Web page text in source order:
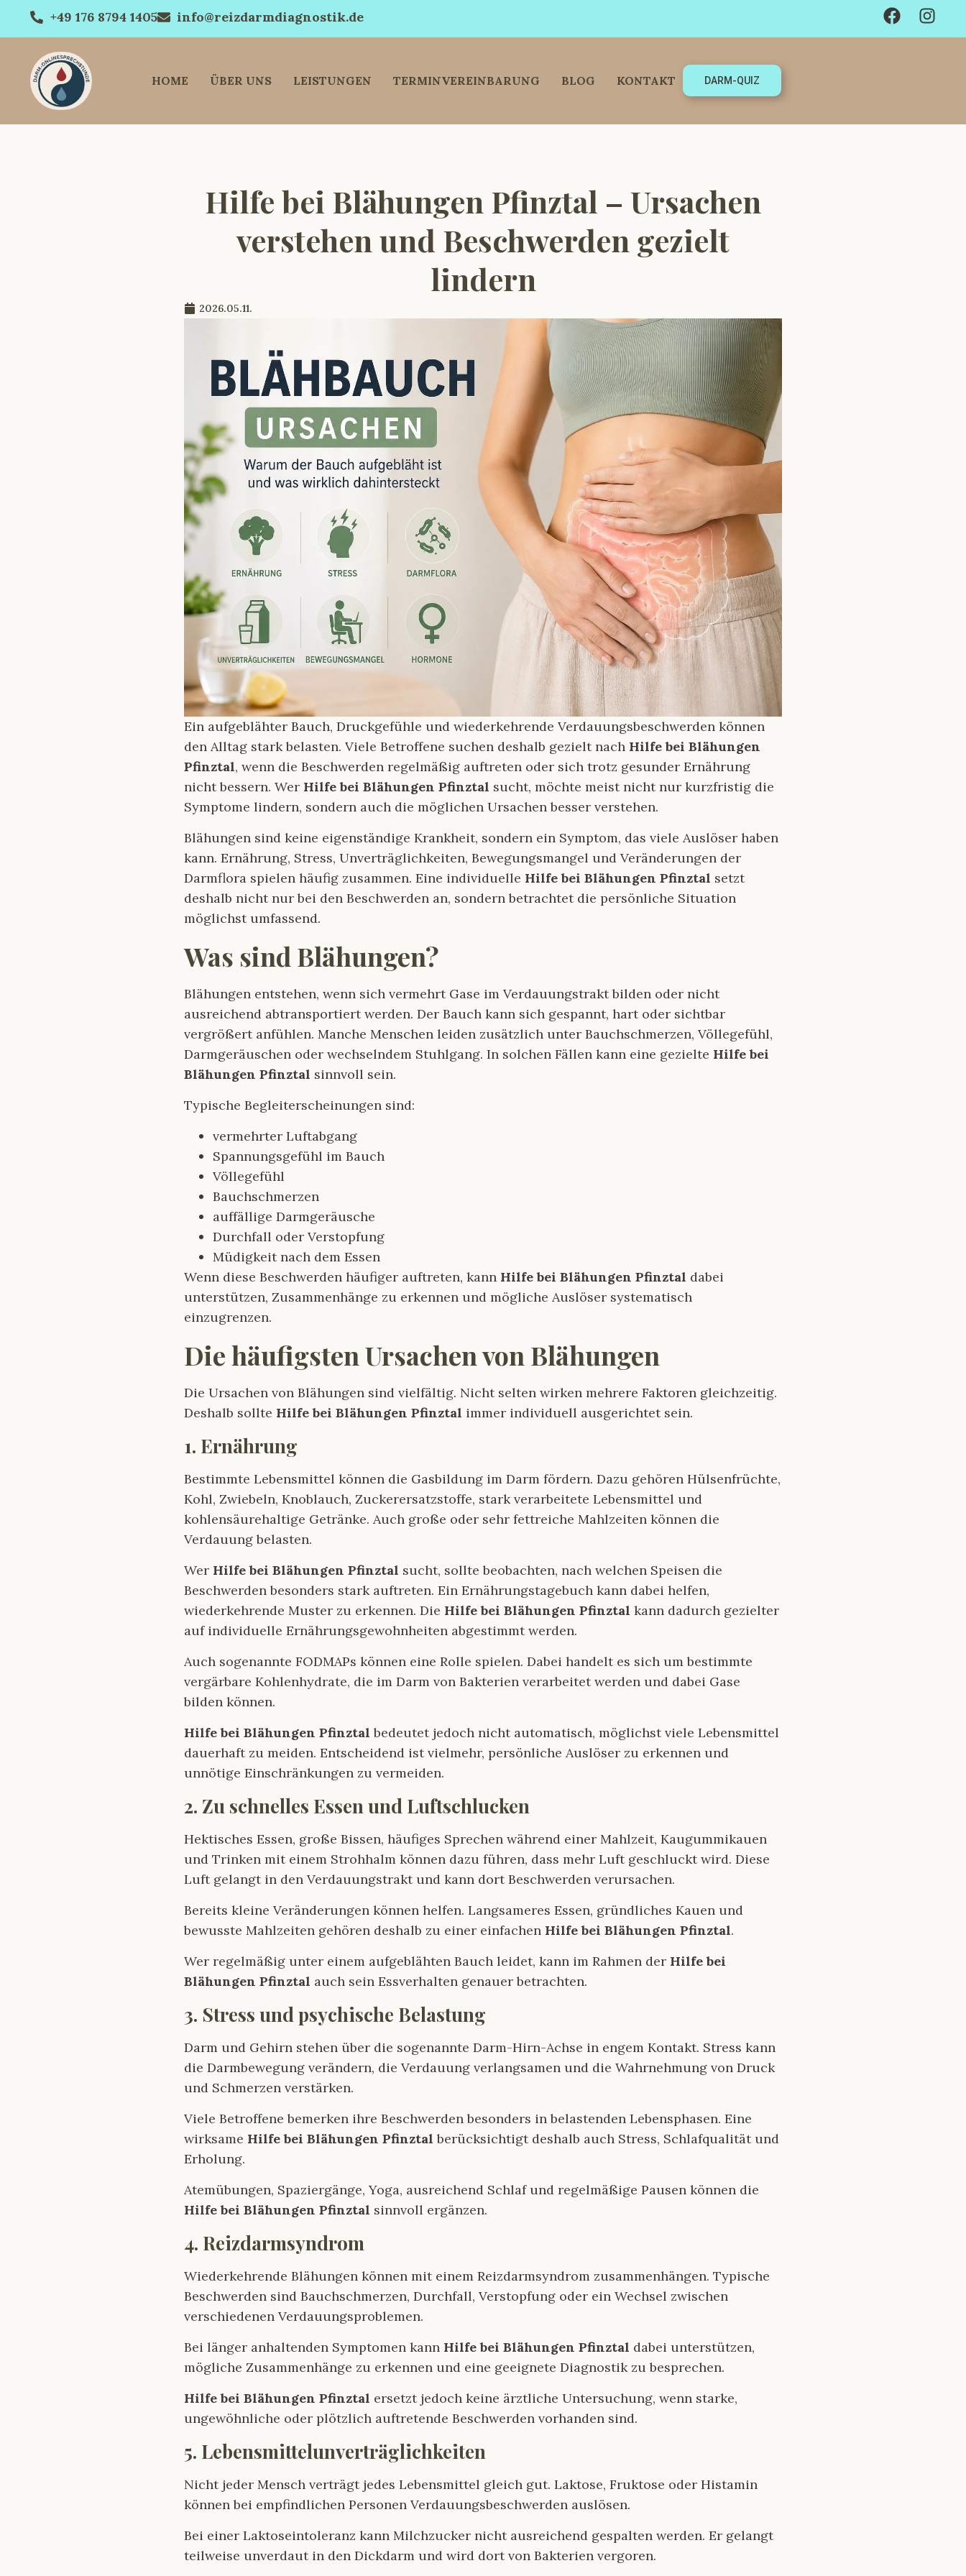
+49 176 8794 1405 info@reizdarmdiagnostik.de
HOME ÜBER UNS LEISTUNGEN TERMINVEREINBARUNG BLOG KONTAKT DARM-QUIZ
Hilfe bei Blähungen Pfinztal – Ursachen
verstehen und Beschwerden gezielt
lindern
2026.05.11.
Ein aufgeblähter Bauch, Druckgefühle und wiederkehrende Verdauungsbeschwerden können
den Alltag stark belasten. Viele Betroffene suchen deshalb gezielt nach Hilfe bei Blähungen
Pfinztal, wenn die Beschwerden regelmäßig auftreten oder sich trotz gesunder Ernährung
nicht bessern. Wer Hilfe bei Blähungen Pfinztal sucht, möchte meist nicht nur kurzfristig die
Symptome lindern, sondern auch die möglichen Ursachen besser verstehen.
Blähungen sind keine eigenständige Krankheit, sondern ein Symptom, das viele Auslöser haben
kann. Ernährung, Stress, Unverträglichkeiten, Bewegungsmangel und Veränderungen der
Darmflora spielen häufig zusammen. Eine individuelle Hilfe bei Blähungen Pfinztal setzt
deshalb nicht nur bei den Beschwerden an, sondern betrachtet die persönliche Situation
möglichst umfassend.
Was sind Blähungen?
Blähungen entstehen, wenn sich vermehrt Gase im Verdauungstrakt bilden oder nicht
ausreichend abtransportiert werden. Der Bauch kann sich gespannt, hart oder sichtbar
vergrößert anfühlen. Manche Menschen leiden zusätzlich unter Bauchschmerzen, Völlegefühl,
Darmgeräuschen oder wechselndem Stuhlgang. In solchen Fällen kann eine gezielte Hilfe bei
Blähungen Pfinztal sinnvoll sein.
Typische Begleiterscheinungen sind:
vermehrter Luftabgang
Spannungsgefühl im Bauch
Völlegefühl
Bauchschmerzen
auffällige Darmgeräusche
Durchfall oder Verstopfung
Müdigkeit nach dem Essen
Wenn diese Beschwerden häufiger auftreten, kann Hilfe bei Blähungen Pfinztal dabei
unterstützen, Zusammenhänge zu erkennen und mögliche Auslöser systematisch
einzugrenzen.
Die häufigsten Ursachen von Blähungen
Die Ursachen von Blähungen sind vielfältig. Nicht selten wirken mehrere Faktoren gleichzeitig.
Deshalb sollte Hilfe bei Blähungen Pfinztal immer individuell ausgerichtet sein.
1. Ernährung
Bestimmte Lebensmittel können die Gasbildung im Darm fördern. Dazu gehören Hülsenfrüchte,
Kohl, Zwiebeln, Knoblauch, Zuckerersatzstoffe, stark verarbeitete Lebensmittel und
kohlensäurehaltige Getränke. Auch große oder sehr fettreiche Mahlzeiten können die
Verdauung belasten.
Wer Hilfe bei Blähungen Pfinztal sucht, sollte beobachten, nach welchen Speisen die
Beschwerden besonders stark auftreten. Ein Ernährungstagebuch kann dabei helfen,
wiederkehrende Muster zu erkennen. Die Hilfe bei Blähungen Pfinztal kann dadurch gezielter
auf individuelle Ernährungsgewohnheiten abgestimmt werden.
Auch sogenannte FODMAPs können eine Rolle spielen. Dabei handelt es sich um bestimmte
vergärbare Kohlenhydrate, die im Darm von Bakterien verarbeitet werden und dabei Gase
bilden können.
Hilfe bei Blähungen Pfinztal bedeutet jedoch nicht automatisch, möglichst viele Lebensmittel
dauerhaft zu meiden. Entscheidend ist vielmehr, persönliche Auslöser zu erkennen und
unnötige Einschränkungen zu vermeiden.
2. Zu schnelles Essen und Luftschlucken
Hektisches Essen, große Bissen, häufiges Sprechen während einer Mahlzeit, Kaugummikauen
und Trinken mit einem Strohhalm können dazu führen, dass mehr Luft geschluckt wird. Diese
Luft gelangt in den Verdauungstrakt und kann dort Beschwerden verursachen.
Bereits kleine Veränderungen können helfen. Langsameres Essen, gründliches Kauen und
bewusste Mahlzeiten gehören deshalb zu einer einfachen Hilfe bei Blähungen Pfinztal.
Wer regelmäßig unter einem aufgeblähten Bauch leidet, kann im Rahmen der Hilfe bei
Blähungen Pfinztal auch sein Essverhalten genauer betrachten.
3. Stress und psychische Belastung
Darm und Gehirn stehen über die sogenannte Darm-Hirn-Achse in engem Kontakt. Stress kann
die Darmbewegung verändern, die Verdauung verlangsamen und die Wahrnehmung von Druck
und Schmerzen verstärken.
Viele Betroffene bemerken ihre Beschwerden besonders in belastenden Lebensphasen. Eine
wirksame Hilfe bei Blähungen Pfinztal berücksichtigt deshalb auch Stress, Schlafqualität und
Erholung.
Atemübungen, Spaziergänge, Yoga, ausreichend Schlaf und regelmäßige Pausen können die
Hilfe bei Blähungen Pfinztal sinnvoll ergänzen.
4. Reizdarmsyndrom
Wiederkehrende Blähungen können mit einem Reizdarmsyndrom zusammenhängen. Typische
Beschwerden sind Bauchschmerzen, Durchfall, Verstopfung oder ein Wechsel zwischen
verschiedenen Verdauungsproblemen.
Bei länger anhaltenden Symptomen kann Hilfe bei Blähungen Pfinztal dabei unterstützen,
mögliche Zusammenhänge zu erkennen und eine geeignete Diagnostik zu besprechen.
Hilfe bei Blähungen Pfinztal ersetzt jedoch keine ärztliche Untersuchung, wenn starke,
ungewöhnliche oder plötzlich auftretende Beschwerden vorhanden sind.
5. Lebensmittelunverträglichkeiten
Nicht jeder Mensch verträgt jedes Lebensmittel gleich gut. Laktose, Fruktose oder Histamin
können bei empfindlichen Personen Verdauungsbeschwerden auslösen.
Bei einer Laktoseintoleranz kann Milchzucker nicht ausreichend gespalten werden. Er gelangt
teilweise unverdaut in den Dickdarm und wird dort von Bakterien vergoren.